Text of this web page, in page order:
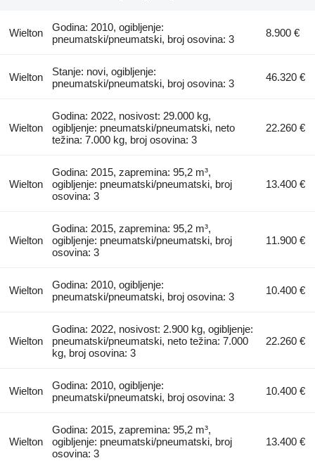
Wielton
Godina: 2010, ogibljenje:
pneumatski/pneumatski, broj osovina: 3
8.900 €
Wielton
Stanje: novi, ogibljenje:
pneumatski/pneumatski, broj osovina: 3
46.320 €
Wielton
Godina: 2022, nosivost: 29.000 kg,
ogibljenje: pneumatski/pneumatski, neto
težina: 7.000 kg, broj osovina: 3
22.260 €
Wielton
Godina: 2015, zapremina: 95,2 m³,
ogibljenje: pneumatski/pneumatski, broj
osovina: 3
13.400 €
Wielton
Godina: 2015, zapremina: 95,2 m³,
ogibljenje: pneumatski/pneumatski, broj
osovina: 3
11.900 €
Wielton
Godina: 2010, ogibljenje:
pneumatski/pneumatski, broj osovina: 3
10.400 €
Wielton
Godina: 2022, nosivost: 2.900 kg, ogibljenje:
pneumatski/pneumatski, neto težina: 7.000
kg, broj osovina: 3
22.260 €
Wielton
Godina: 2010, ogibljenje:
pneumatski/pneumatski, broj osovina: 3
10.400 €
Wielton
Godina: 2015, zapremina: 95,2 m³,
ogibljenje: pneumatski/pneumatski, broj
osovina: 3
13.400 €